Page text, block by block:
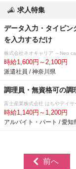
求人特集
データ入力・タイピン
を入力するだけ
株式会社ネオキャリア ～Neo
時給1,600円～2,100円
派遣社員 / 神奈川県
調理員・無資格可の調
富士産業株式会社 はちやデイ
時給1,140円～1,200円
アルバイト・パート / 愛知
前へ